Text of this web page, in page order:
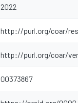
2022
http://purl.org/coar/
http://purl.org/coar/
00373867